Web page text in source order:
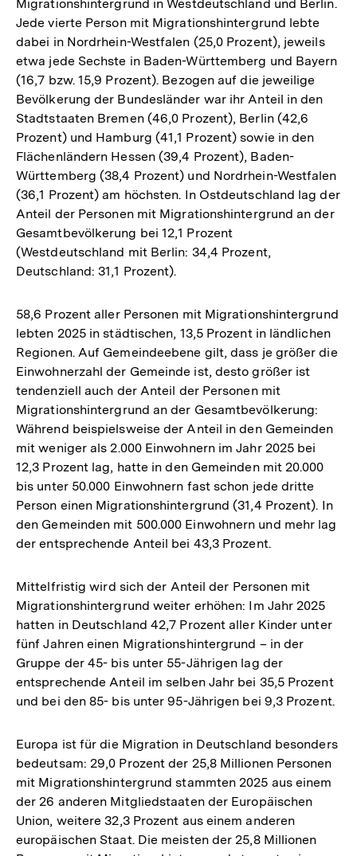
Migrationshintergrund in Westdeutschland und Berlin.
Jede vierte Person mit Migrationshintergrund lebte
dabei in Nordrhein-Westfalen (25,0 Prozent), jeweils
etwa jede Sechste in Baden-Württemberg und Bayern
(16,7 bzw. 15,9 Prozent). Bezogen auf die jeweilige
Bevölkerung der Bundesländer war ihr Anteil in den
Stadtstaaten Bremen (46,0 Prozent), Berlin (42,6
Prozent) und Hamburg (41,1 Prozent) sowie in den
Flächenländern Hessen (39,4 Prozent), Baden-
Württemberg (38,4 Prozent) und Nordrhein-Westfalen
(36,1 Prozent) am höchsten. In Ostdeutschland lag der
Anteil der Personen mit Migrationshintergrund an der
Gesamtbevölkerung bei 12,1 Prozent
(Westdeutschland mit Berlin: 34,4 Prozent,
Deutschland: 31,1 Prozent).
58,6 Prozent aller Personen mit Migrationshintergrund
lebten 2025 in städtischen, 13,5 Prozent in ländlichen
Regionen. Auf Gemeindeebene gilt, dass je größer die
Einwohnerzahl der Gemeinde ist, desto größer ist
tendenziell auch der Anteil der Personen mit
Migrationshintergrund an der Gesamtbevölkerung:
Während beispielsweise der Anteil in den Gemeinden
mit weniger als 2.000 Einwohnern im Jahr 2025 bei
12,3 Prozent lag, hatte in den Gemeinden mit 20.000
bis unter 50.000 Einwohnern fast schon jede dritte
Person einen Migrationshintergrund (31,4 Prozent). In
den Gemeinden mit 500.000 Einwohnern und mehr lag
der entsprechende Anteil bei 43,3 Prozent.
Mittelfristig wird sich der Anteil der Personen mit
Migrationshintergrund weiter erhöhen: Im Jahr 2025
hatten in Deutschland 42,7 Prozent aller Kinder unter
fünf Jahren einen Migrationshintergrund – in der
Gruppe der 45- bis unter 55-Jährigen lag der
entsprechende Anteil im selben Jahr bei 35,5 Prozent
und bei den 85- bis unter 95-Jährigen bei 9,3 Prozent.
Europa ist für die Migration in Deutschland besonders
bedeutsam: 29,0 Prozent der 25,8 Millionen Personen
mit Migrationshintergrund stammten 2025 aus einem
der 26 anderen Mitgliedstaaten der Europäischen
Union, weitere 32,3 Prozent aus einem anderen
europäischen Staat. Die meisten der 25,8 Millionen